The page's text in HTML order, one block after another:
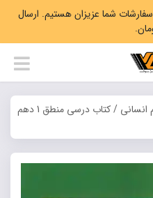
۱۴۰۵ آماده انجام سفارشات شما عزیزان هستیم. ارسال
/ کتاب درسی منطق 1 دهم